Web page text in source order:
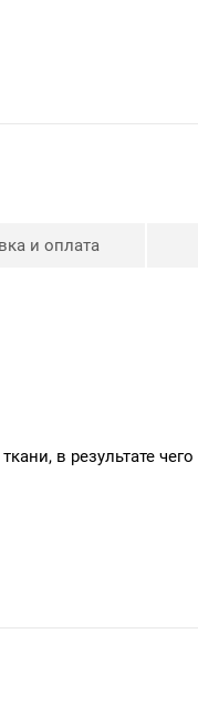
и оплата
в результате чего